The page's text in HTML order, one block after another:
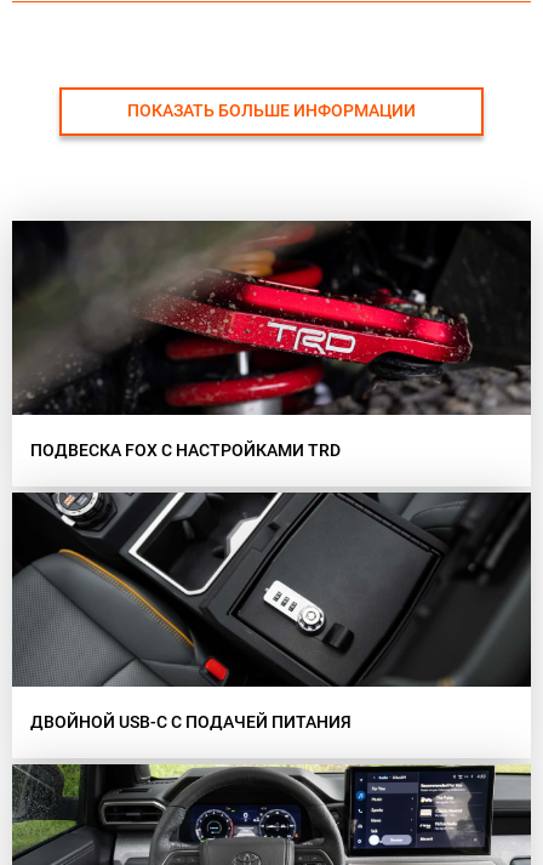
ПОКАЗАТЬ БОЛЬШЕ ИНФОРМАЦИИ
ПОДВЕСКА FOX С НАСТРОЙКАМИ TRD
ДВОЙНОЙ USB-C С ПОДАЧЕЙ ПИТАНИЯ